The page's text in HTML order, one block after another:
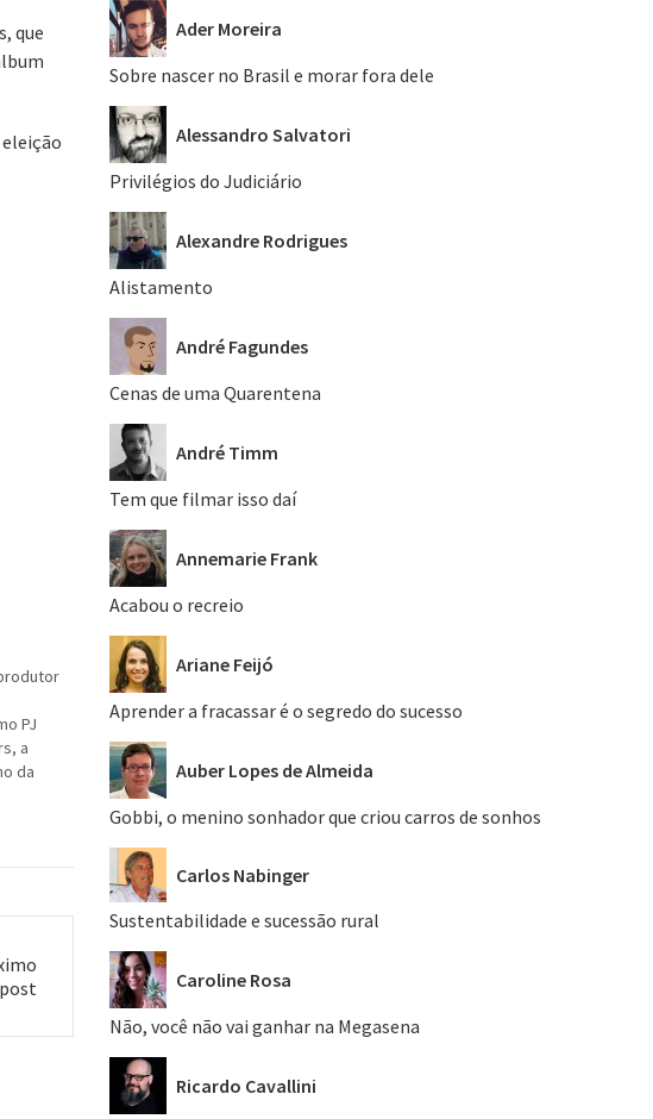
que
PJ
a
da
Ader Moreira
Sobre nascer no Brasil e morar fora dele
Alessandro Salvatori
Privilégios do Judiciário
Alexandre Rodrigues
Alistamento
André Fagundes
Cenas de uma Quarentena
André Timm
Tem que filmar isso daí
Annemarie Frank
Acabou o recreio
Ariane Feijó
Aprender a fracassar é o segredo do sucesso
Auber Lopes de Almeida
Gobbi, o menino sonhador que criou carros de sonhos
Carlos Nabinger
Sustentabilidade e sucessão rural
Caroline Rosa
Não, você não vai ganhar na Megasena
Ricardo Cavallini